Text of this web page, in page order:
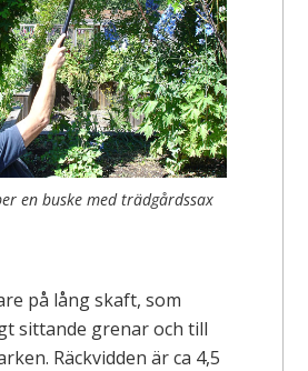
en buske med trädgårdssax
på lång skaft, som
sittande grenar och till
Räckvidden är ca 4,5